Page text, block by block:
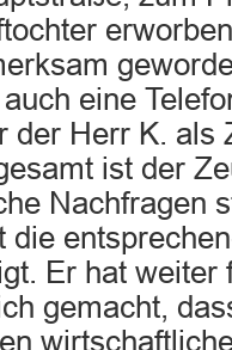
eine
der Herr K. als
ist der
Nachfragen
die
Er hat weiter
gemacht,